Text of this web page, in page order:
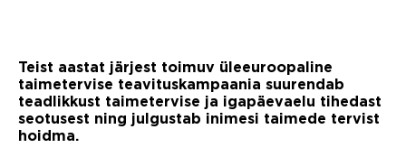
Teist aastat järjest toimuv üleeuroopaline
taimetervise teavituskampaania suurendab
teadlikkust taimetervise ja igapäevaelu tihedast
seotusest ning julgustab inimesi taimede tervist
hoidma.